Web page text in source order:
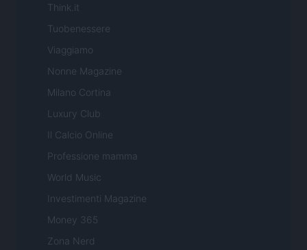
Think.it
Tuobenessere
Viaggiamo
Nonne Magazine
Milano Cortina
Luxury Club
Il Calcio Online
Professione mamma
World Music
Investimenti Magazine
Money 365
Zona Nerd